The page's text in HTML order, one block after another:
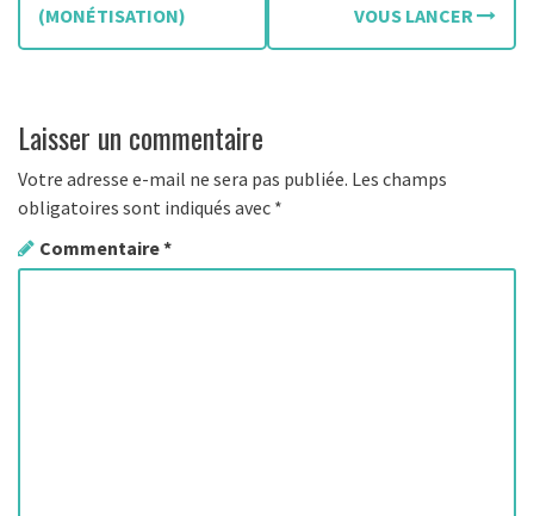
v
g
a
t
i
(MONÉTISATION)
VOUS LANCER
Laisser un commentaire
Votre adresse e-mail ne sera pas publiée. Les champs
obligatoires sont indiqués avec *
Commentaire*